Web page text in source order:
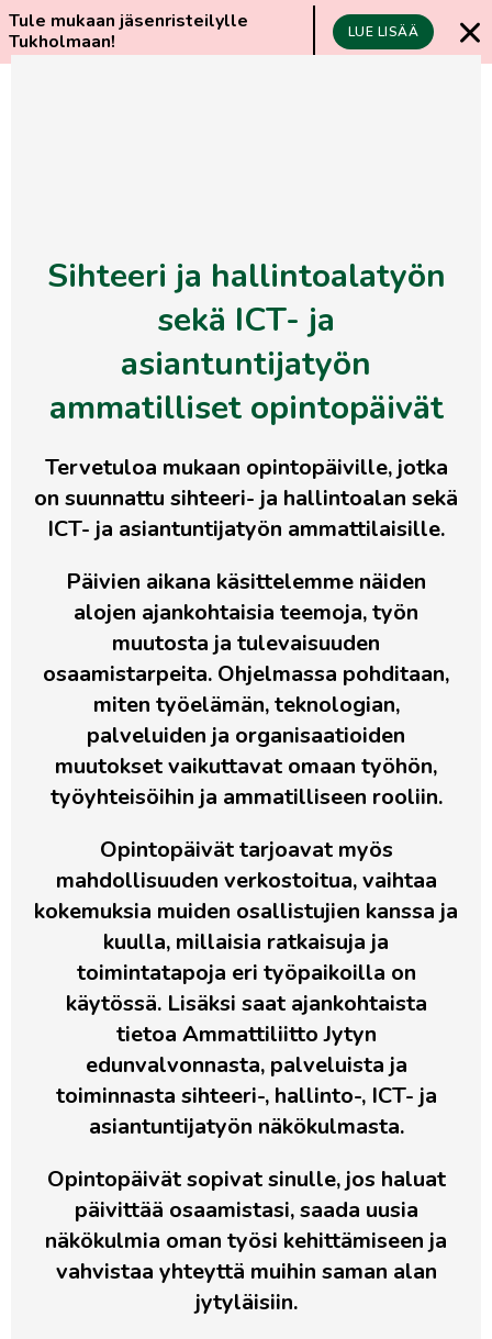
Tule mukaan jäsenristeilylle
Tukholmaan!
LUE LISÄÄ
Sihteeri ja hallintoalatyön
sekä ICT- ja
asiantuntijatyön
ammatilliset opintopäivät
Tervetuloa mukaan opintopäiville, jotka
on suunnattu sihteeri- ja hallintoalan sekä
ICT- ja asiantuntijatyön ammattilaisille.
Päivien aikana käsittelemme näiden
alojen ajankohtaisia teemoja, työn
muutosta ja tulevaisuuden
osaamistarpeita. Ohjelmassa pohditaan,
miten työelämän, teknologian,
palveluiden ja organisaatioiden
muutokset vaikuttavat omaan työhön,
työyhteisöihin ja ammatilliseen rooliin.
Opintopäivät tarjoavat myös
mahdollisuuden verkostoitua, vaihtaa
kokemuksia muiden osallistujien kanssa ja
kuulla, millaisia ratkaisuja ja
toimintatapoja eri työpaikoilla on
käytössä. Lisäksi saat ajankohtaista
tietoa Ammattiliitto Jytyn
edunvalvonnasta, palveluista ja
toiminnasta sihteeri-, hallinto-, ICT- ja
asiantuntijatyön näkökulmasta.
Opintopäivät sopivat sinulle, jos haluat
päivittää osaamistasi, saada uusia
näkökulmia oman työsi kehittämiseen ja
vahvistaa yhteyttä muihin saman alan
jytyläisiin.